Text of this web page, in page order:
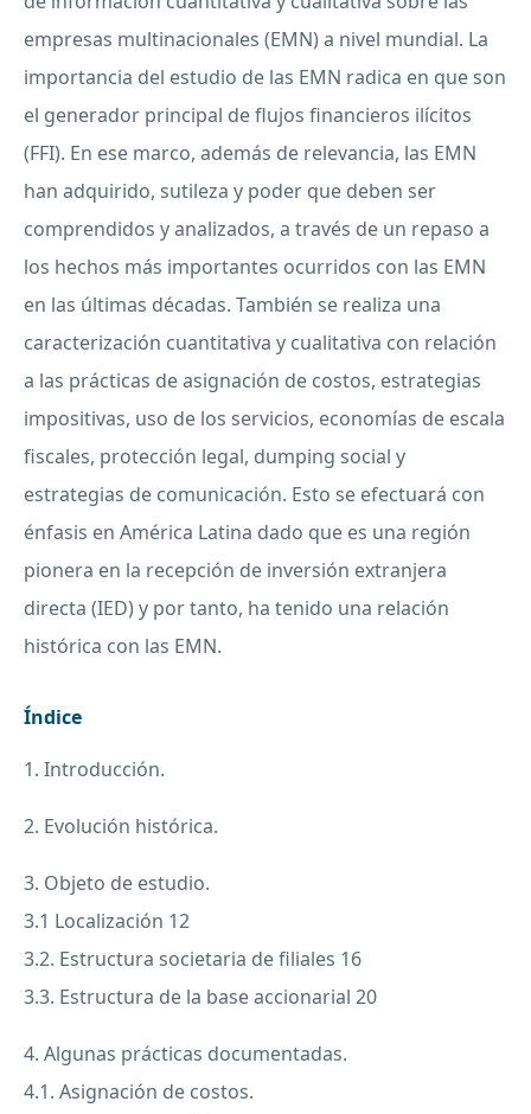
empresas multinacionales (EMN) a nivel mundial. La
importancia del estudio de las EMN radica en que son
el generador principal de flujos financieros ilícitos
(FFI). En ese marco, además de relevancia, las EMN
han adquirido, sutileza y poder que deben ser
comprendidos y analizados, a través de un repaso a
los hechos más importantes ocurridos con las EMN
en las últimas décadas. También se realiza una
caracterización cuantitativa y cualitativa con relación
a las prácticas de asignación de costos, estrategias
impositivas, uso de los servicios, economías de escala
fiscales, protección legal, dumping social y
estrategias de comunicación. Esto se efectuará con
énfasis en América Latina dado que es una región
pionera en la recepción de inversión extranjera
directa (IED) y por tanto, ha tenido una relación
histórica con las EMN.
Índice
1. Introducción.
2. Evolución histórica.
3. Objeto de estudio.
3.1 Localización 12
3.2. Estructura societaria de filiales 16
3.3. Estructura de la base accionarial 20
4. Algunas prácticas documentadas.
4.1. Asignación de costos.